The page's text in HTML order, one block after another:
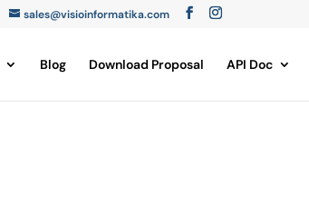
sales@visioinformatika.com
Blog Download Proposal API Doc